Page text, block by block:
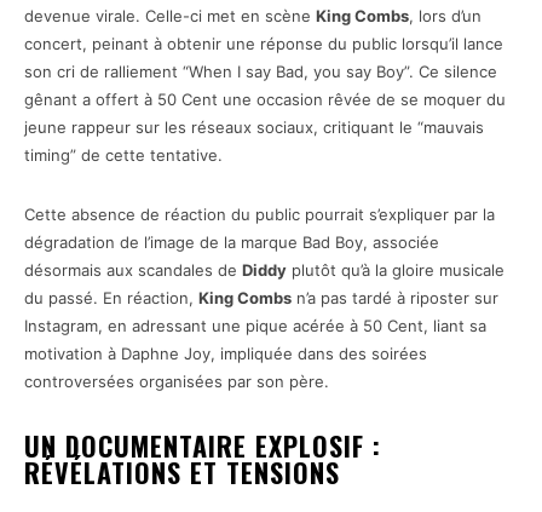
devenue virale. Celle-ci met en scène King Combs, lors d’un
concert, peinant à obtenir une réponse du public lorsqu’il lance
son cri de ralliement “When I say Bad, you say Boy”. Ce silence
gênant a offert à 50 Cent une occasion rêvée de se moquer du
jeune rappeur sur les réseaux sociaux, critiquant le “mauvais
timing” de cette tentative.
Cette absence de réaction du public pourrait s’expliquer par la
dégradation de l’image de la marque Bad Boy, associée
désormais aux scandales de Diddy plutôt qu’à la gloire musicale
du passé. En réaction, King Combs n’a pas tardé à riposter sur
Instagram, en adressant une pique acérée à 50 Cent, liant sa
motivation à Daphne Joy, impliquée dans des soirées
controversées organisées par son père.
UN DOCUMENTAIRE EXPLOSIF :
RÉVÉLATIONS ET TENSIONS